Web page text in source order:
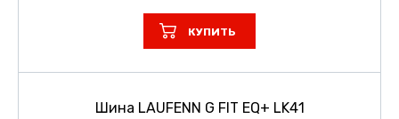
КУПИТЬ
Шина LAUFENN G FIT EQ+ LK41